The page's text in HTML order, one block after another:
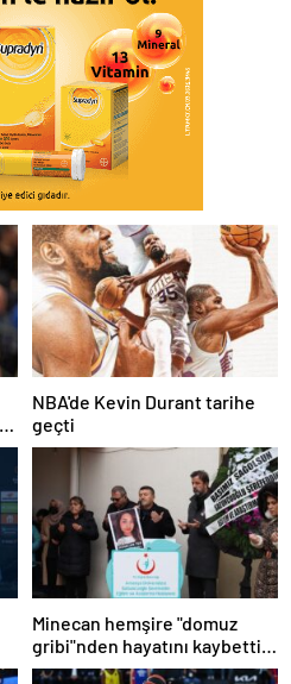
NBA'de Kevin Durant tarihe
geçti
Minecan hemşire "domuz
gribi"nden hayatını kaybetti –
Haberler | Sağlık Haberleri